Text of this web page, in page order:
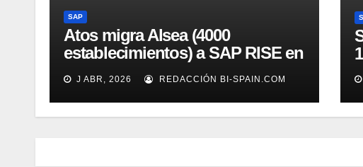
SAP
Atos migra Alsea (4000
establecimientos) a SAP RISE en
AWS USA
J ABR, 2026 REDACCIÓN BI-SPAIN.COM